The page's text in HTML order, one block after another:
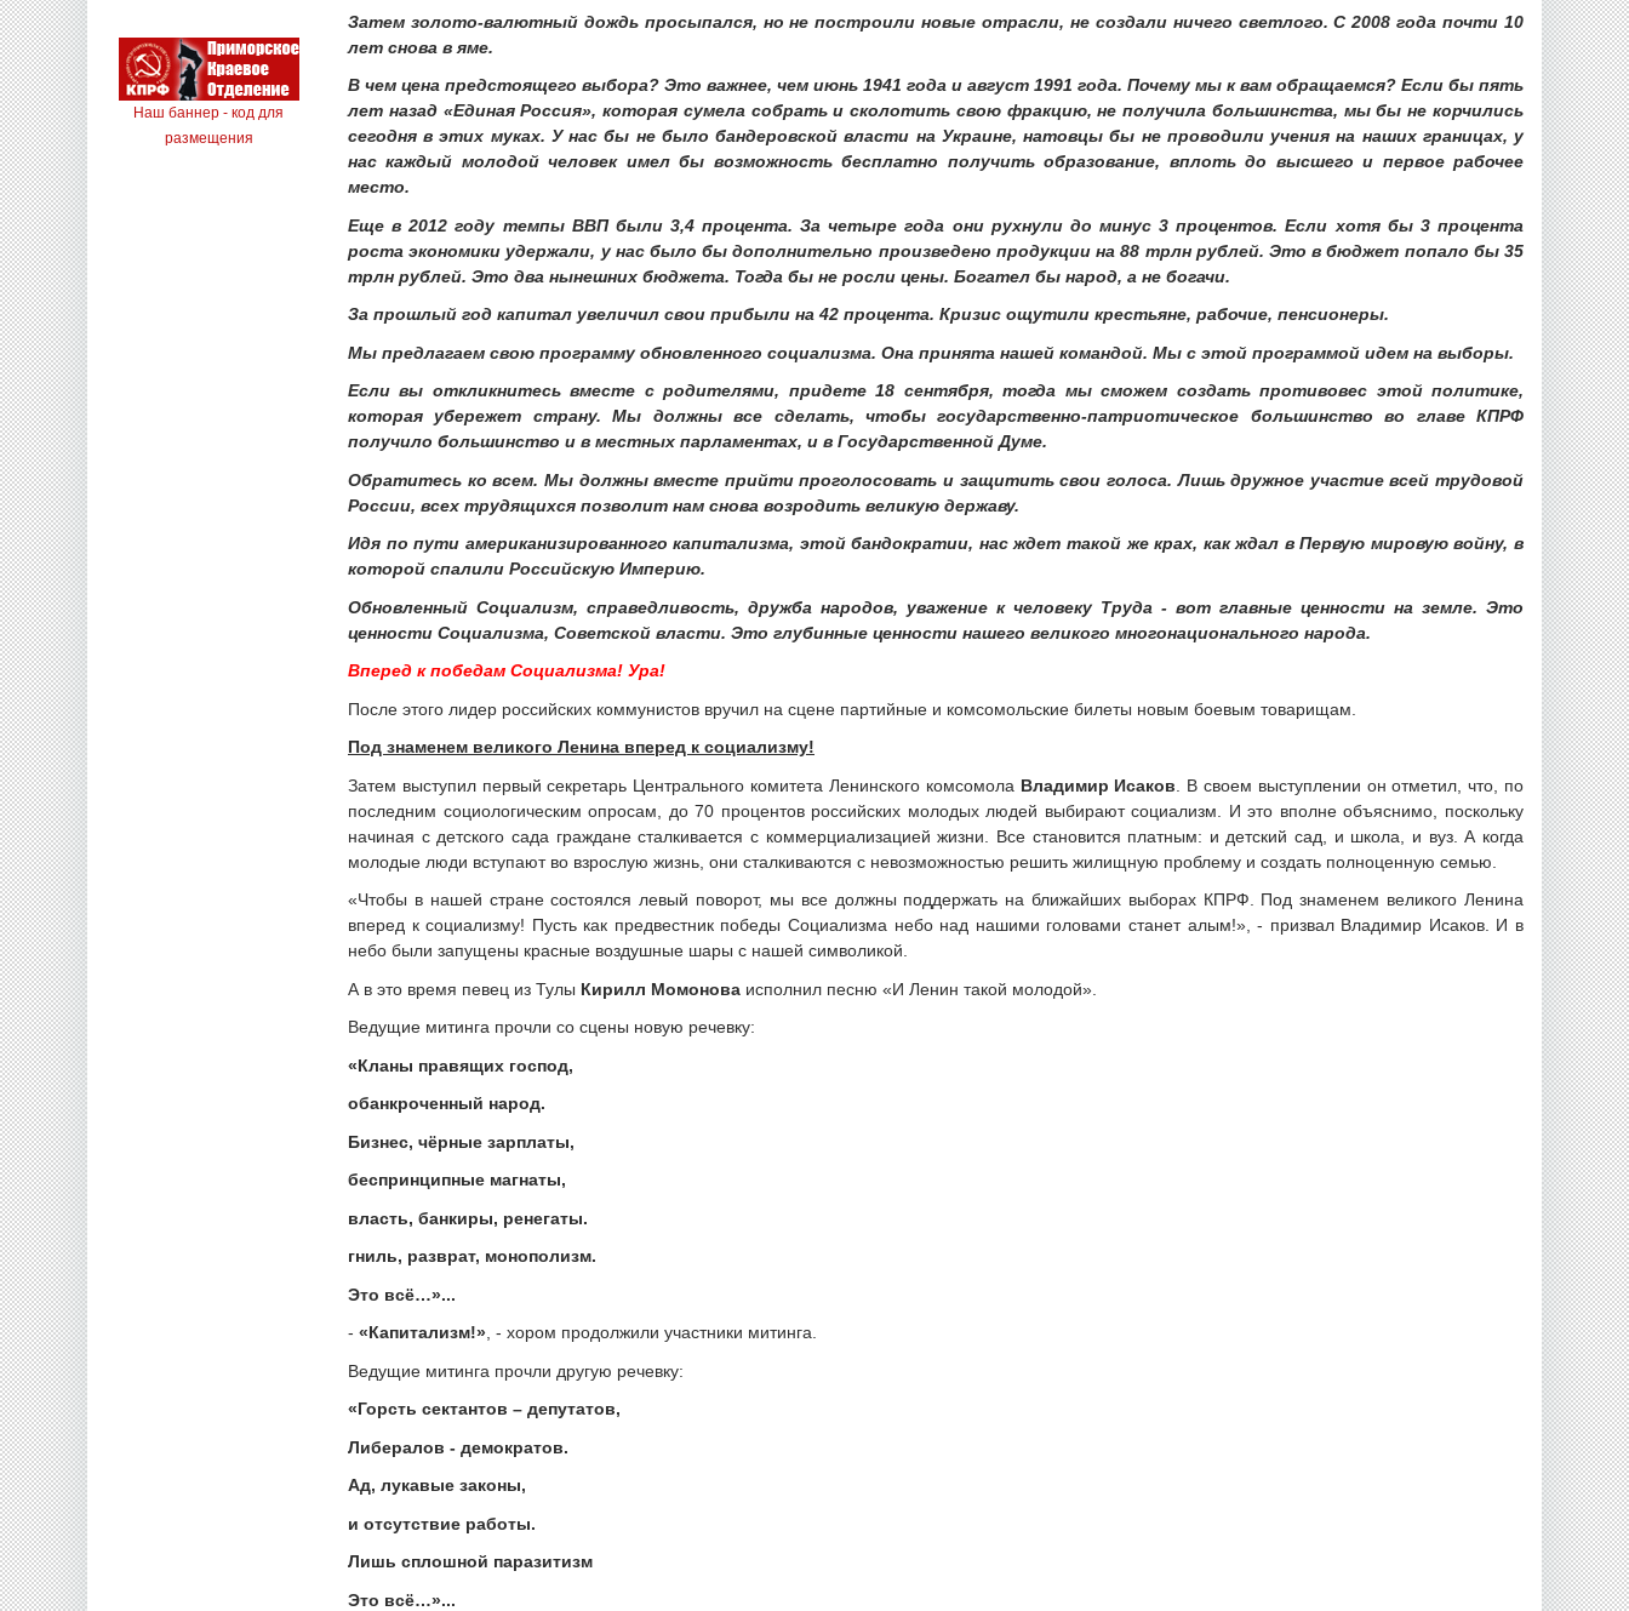
Наш баннер - код для
размещения
Затем золото-валютный дождь просыпался, но не построили новые отрасли, не создали ничего светлого. С 2008 года почти 10
лет снова в яме.
В чем цена предстоящего выбора? Это важнее, чем июнь 1941 года и август 1991 года. Почему мы к вам обращаемся? Если бы пять
лет назад «Единая Россия», которая сумела собрать и сколотить свою фракцию, не получила большинства, мы бы не корчились
сегодня в этих муках. У нас бы не было бандеровской власти на Украине, натовцы бы не проводили учения на наших границах, у
нас каждый молодой человек имел бы возможность бесплатно получить образование, вплоть до высшего и первое рабочее
место.
Еще в 2012 году темпы ВВП были 3,4 процента. За четыре года они рухнули до минус 3 процентов. Если хотя бы 3 процента
роста экономики удержали, у нас было бы дополнительно произведено продукции на 88 трлн рублей. Это в бюджет попало бы 35
трлн рублей. Это два нынешних бюджета. Тогда бы не росли цены. Богател бы народ, а не богачи.
За прошлый год капитал увеличил свои прибыли на 42 процента. Кризис ощутили крестьяне, рабочие, пенсионеры.
Мы предлагаем свою программу обновленного социализма. Она принята нашей командой. Мы с этой программой идем на выборы.
Если вы откликнитесь вместе с родителями, придете 18 сентября, тогда мы сможем создать противовес этой политике,
которая убережет страну. Мы должны все сделать, чтобы государственно-патриотическое большинство во главе КПРФ
получило большинство и в местных парламентах, и в Государственной Думе.
Обратитесь ко всем. Мы должны вместе прийти проголосовать и защитить свои голоса. Лишь дружное участие всей трудовой
России, всех трудящихся позволит нам снова возродить великую державу.
Идя по пути американизированного капитализма, этой бандократии, нас ждет такой же крах, как ждал в Первую мировую войну, в
которой спалили Российскую Империю.
Обновленный Социализм, справедливость, дружба народов, уважение к человеку Труда - вот главные ценности на земле. Это
ценности Социализма, Советской власти. Это глубинные ценности нашего великого многонационального народа.
Вперед к победам Социализма! Ура!
После этого лидер российских коммунистов вручил на сцене партийные и комсомольские билеты новым боевым товарищам.
Под знаменем великого Ленина вперед к социализму!
Затем выступил первый секретарь Центрального комитета Ленинского комсомола Владимир Исаков . В своем выступлении он отметил, что, по
последним социологическим опросам, до 70 процентов российских молодых людей выбирают социализм. И это вполне объяснимо, поскольку
начиная с детского сада граждане сталкивается с коммерциализацией жизни. Все становится платным: и детский сад, и школа, и вуз. А когда
молодые люди вступают во взрослую жизнь, они сталкиваются с невозможностью решить жилищную проблему и создать полноценную семью.
«Чтобы в нашей стране состоялся левый поворот, мы все должны поддержать на ближайших выборах КПРФ. Под знаменем великого Ленина
вперед к социализму! Пусть как предвестник победы Социализма небо над нашими головами станет алым!», - призвал Владимир Исаков. И в
небо были запущены красные воздушные шары с нашей символикой.
А в это время певец из Тулы Кирилл Момонова исполнил песню «И Ленин такой молодой».
Ведущие митинга прочли со сцены новую речевку:
«Кланы правящих господ,
обанкроченный народ.
Бизнес, чёрные зарплаты,
беспринципные магнаты,
власть, банкиры, ренегаты.
гниль, разврат, монополизм.
Это всё…»...
- «Капитализм!» , - хором продолжили участники митинга.
Ведущие митинга прочли другую речевку:
«Горсть сектантов – депутатов,
Либералов - демократов.
Ад, лукавые законы,
и отсутствие работы.
Лишь сплошной паразитизм
Это всё…»...